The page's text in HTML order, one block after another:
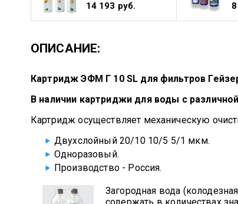
14 193 руб.
ОПИСАНИЕ:
Картридж ЭФМ Г 10 SL для фильтров
В наличии картриджи для воды с
Картридж осуществляет механическую
Двухслойный 20/10 10/5 5/1 мкм.
Одноразовый.
Производство - Россия.
Загородная вода